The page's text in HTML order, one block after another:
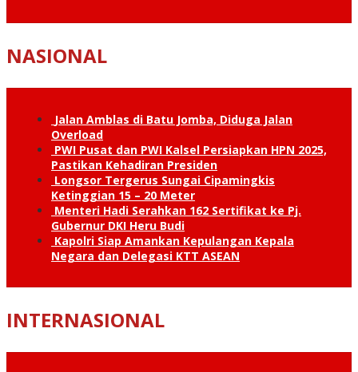
NASIONAL
Jalan Amblas di Batu Jomba, Diduga Jalan
Overload
PWI Pusat dan PWI Kalsel Persiapkan HPN 2025,
Pastikan Kehadiran Presiden
Longsor Tergerus Sungai Cipamingkis
Ketinggian 15 – 20 Meter
Menteri Hadi Serahkan 162 Sertifikat ke Pj.
Gubernur DKI Heru Budi
Kapolri Siap Amankan Kepulangan Kepala
Negara dan Delegasi KTT ASEAN
INTERNASIONAL